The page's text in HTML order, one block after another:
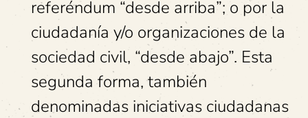
referéndum “desde arriba”; o por la
ciudadanía y/o organizaciones de la
sociedad civil, “desde abajo”. Esta
segunda forma, también
denominadas iniciativas ciudadanas